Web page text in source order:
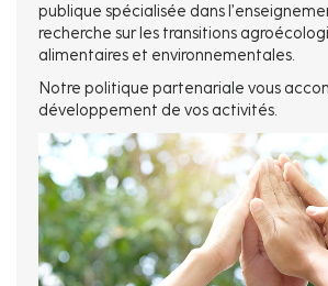
publique spécialisée dans
recherche sur les transitions
alimentaires et environnementales.
Notre politique partenariale vous
développement de vos activités.